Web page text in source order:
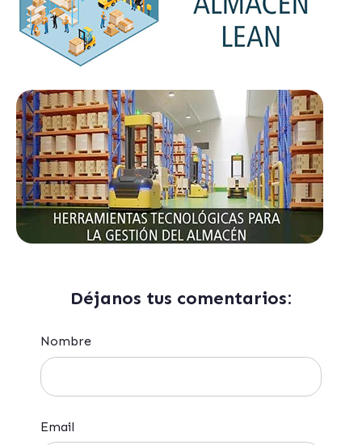
Déjanos tus comentarios:
Nombre
Email